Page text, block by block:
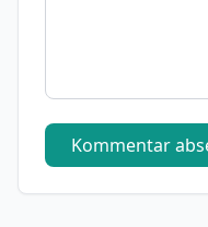
Kommentar